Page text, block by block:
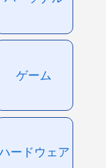
ゲーム
ードウェア